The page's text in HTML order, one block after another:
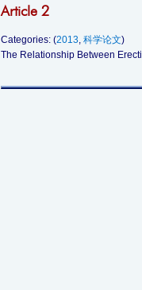
Article 2
Categories: (2013, 科学论文)
The Relationship Between